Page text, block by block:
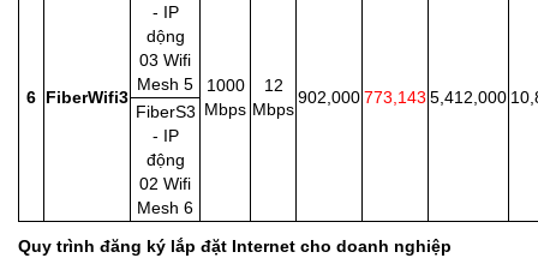
6 FiberWifi3
- IP
dộng
03 Wifi
Mesh 5
1000
Mbps
12
Mbps
902,000773,143 5,412,000
FiberS3
- IP
động
02 Wifi
Mesh 6
Quy trình đăng ký lắp đặt Internet cho doanh nghiệp